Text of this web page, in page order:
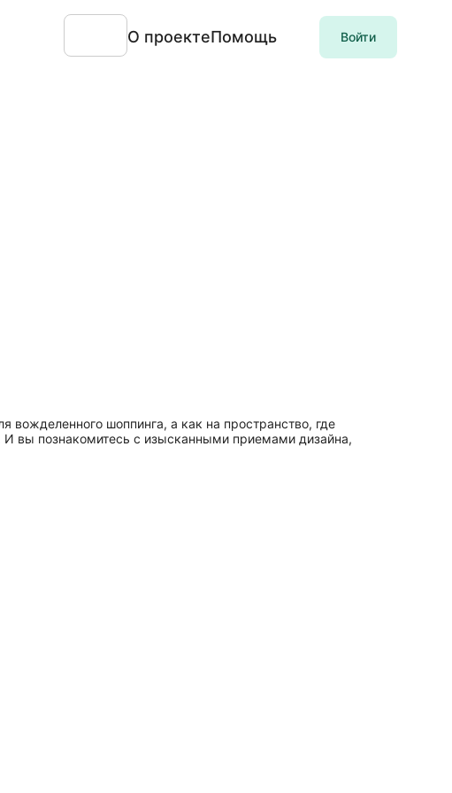
О проектеПомощь Войти
вожделенного шоппинга, а как на пространство, где
вы познакомитесь с изысканными приемами дизайна,